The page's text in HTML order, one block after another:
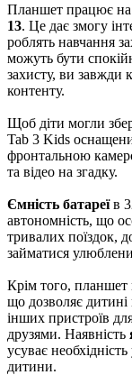
Планшет працює на
13. Це дає змогу
роблять навчання
можуть бути
захисту, ви завжди
контенту.
Щоб діти могли
Tab 3 Kids
фронтальною
та відео на згадку.
Ємність батареїв
автономність, що
тривалих поїздок,
займатися
Крім того, планшет
що дозволяє
інших пристроїв
друзями. Наявність
усуває
дитини.